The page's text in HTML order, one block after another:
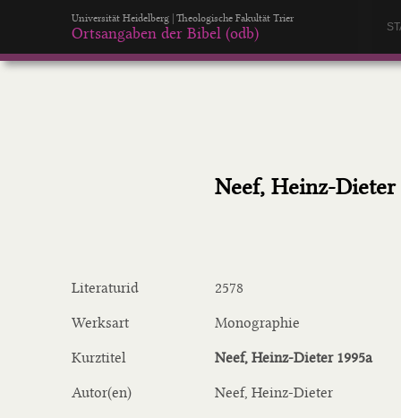
Universität Heidelberg | Theologische Fakultät Trier
Ortsangaben der Bibel (odb)
Neef, Heinz-Dieter
Literaturid 2578
Werksart Monographie
Kurztitel Neef, Heinz-Dieter 1995a
Autor(en) Neef, Heinz-Dieter